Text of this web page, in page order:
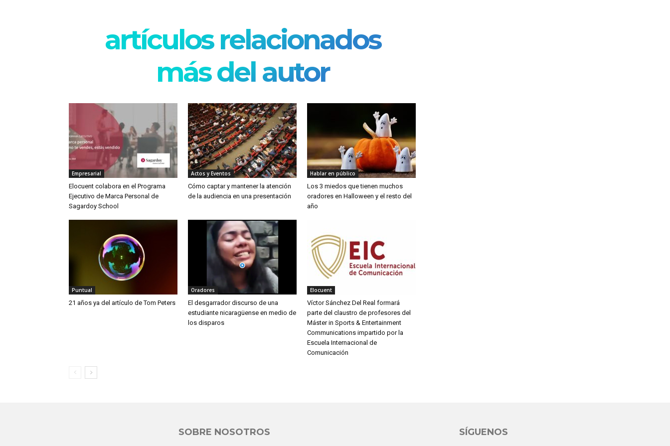
artículos relacionados
más del autor
Empresarial
Elocuent colabora en el Programa
Ejecutivo de Marca Personal de
Sagardoy School
Actos y Eventos
Cómo captar y mantener la atención
de la audiencia en una presentación
Hablar en público
Los 3 miedos que tienen muchos
oradores en Halloween y el resto del
año
Puntual
21 años ya del artículo de Tom Peters
Oradores
El desgarrador discurso de una
estudiante nicaragüense en medio de
los disparos
Elocuent
Víctor Sánchez Del Real formará
parte del claustro de profesores del
Máster in Sports & Entertainment
Communications impartido por la
Escuela Internacional de
Comunicación
SOBRE NOSOTROS SÍGUENOS